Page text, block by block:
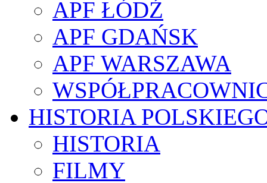
APF ŁÓDŹ
APF GDAŃSK
APF WARSZAWA
HISTORIA
HISTORIA
FILMY